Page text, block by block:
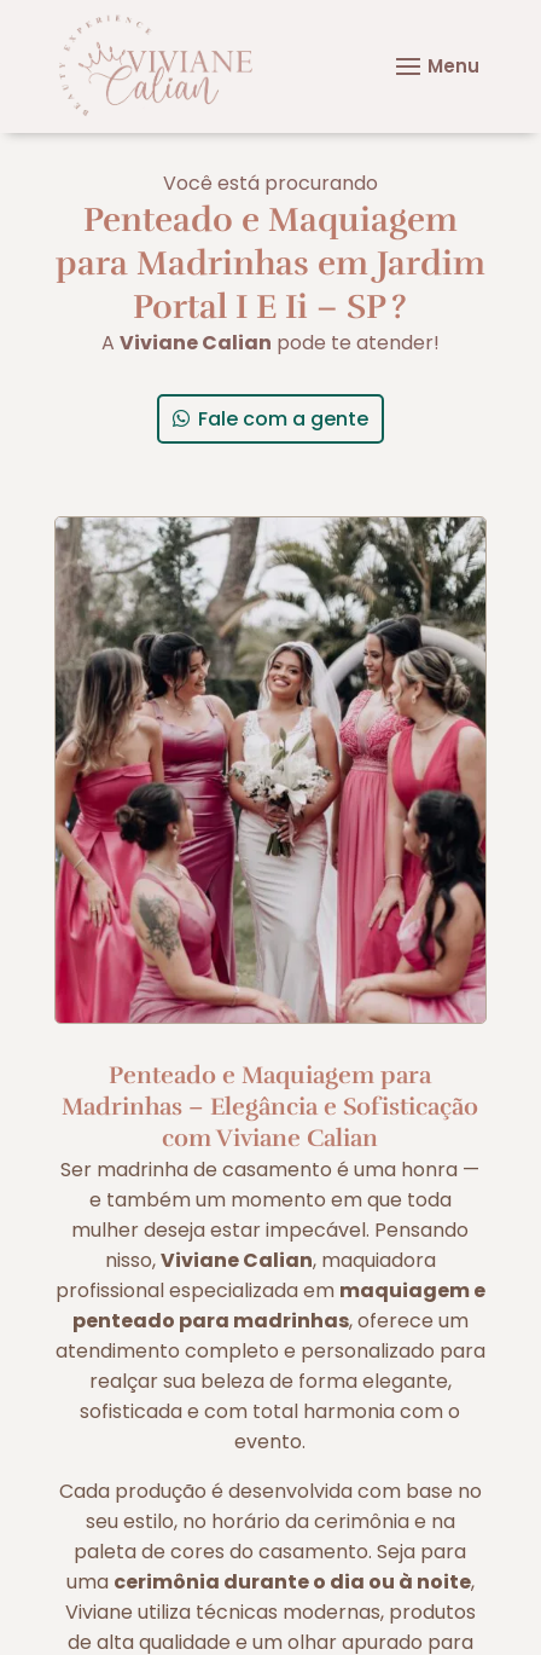
Você está procurando
Penteado e Maquiagem
para Madrinhas em Jardim
Portal I E Ii – SP?
A Viviane Calian pode te atender!
Fale com a gente
Penteado e Maquiagem para
Madrinhas – Elegância e Sofisticação
com Viviane Calian
Ser madrinha de casamento é uma honra —
e também um momento em que toda
mulher deseja estar impecável. Pensando
nisso,Viviane Calian, maquiadora
profissional especializada em maquiagem e
penteado para madrinhas, oferece um
atendimento completo e personalizado para
realçar sua beleza de forma elegante,
sofisticada e com total harmonia com o
evento.
Cada produção é desenvolvida com base no
seu estilo, no horário da cerimônia e na
paleta de cores do casamento. Seja para
uma cerimônia durante o dia ou à noite,
Viviane utiliza técnicas modernas, produtos
de alta qualidade e um olhar apurado para